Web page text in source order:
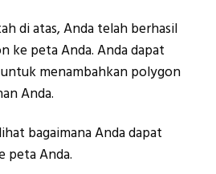
di atas, Anda telah berhasil
ke peta Anda. Anda dapat
menambahkan polygon
Anda.
bagaimana Anda dapat
peta Anda.